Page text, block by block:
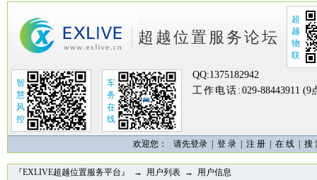
超越位置服务论坛
超
越
物
联
智
慧
风
控
车
务
在
线
QQ:1375182942
工作电话: 029-88443911 (9
欢迎您： 请先登录 | 登 录 注 册 在 线 搜
『EXLIVE超越位置服务平台』 → 用户列表→ 用户信息